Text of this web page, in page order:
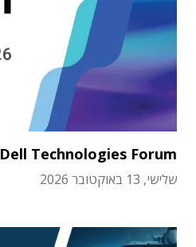
Dell Technologies Forum
שלישי, 13 באוקטובר 2026